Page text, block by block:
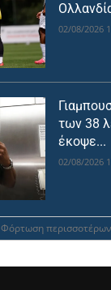
02/08/2026
των 38
έκοψε...
02/08/2026
Φόρτωση περισσοτέρων